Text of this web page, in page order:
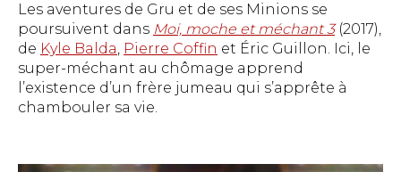
Les aventures de Gru et de ses Minions se
poursuivent dans Moi, moche et méchant 3(2017),
de Kyle Balda, Pierre Coffin et Éric Guillon. Ici, le
super-méchant au chômage apprend
l’existence d’un frère jumeau qui s’apprête à
chambouler sa vie.